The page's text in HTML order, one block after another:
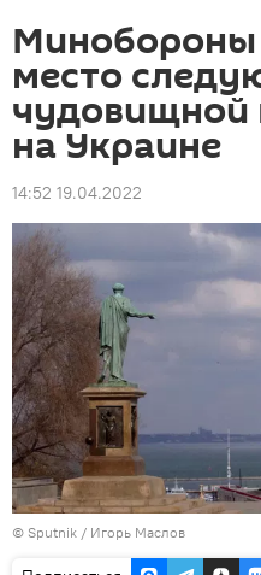
Минобороны
место
чудовищной
на Украине
14:52 19.04.2022
© Sputnik / Игорь Маслов